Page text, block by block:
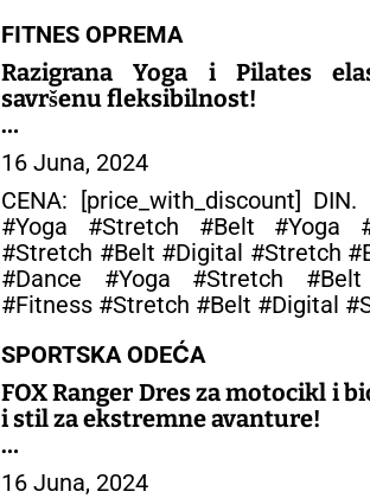
FITNES OPREMA
Razigrana Yoga i Pilates
savršenu fleksibilnost!
– FITNES OPREMA
16 Juna, 2024
CENA: [price_with_discount]
#Yoga #Stretch #Belt #Yoga
#Stretch #Belt #Digital #Stretch
#Dance #Yoga #Stretch
#Fitness #Stretch #Belt #Digital
SPORTSKA ODEĆA
FOX Ranger Dres za motocikl i
i stil za ekstremne avanture!
– SPORTSKA ODEĆA
16 Juna, 2024